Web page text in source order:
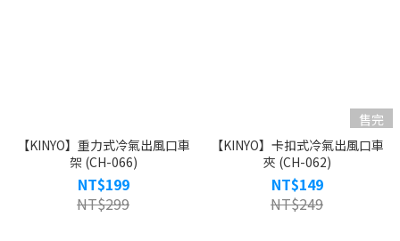
【KINYO】重力式冷氣出風口車
架 (CH-066)
NT$199
NT$299
售完
【KINYO】卡扣式冷氣出風口車
夾 (CH-062)
NT$149
NT$249